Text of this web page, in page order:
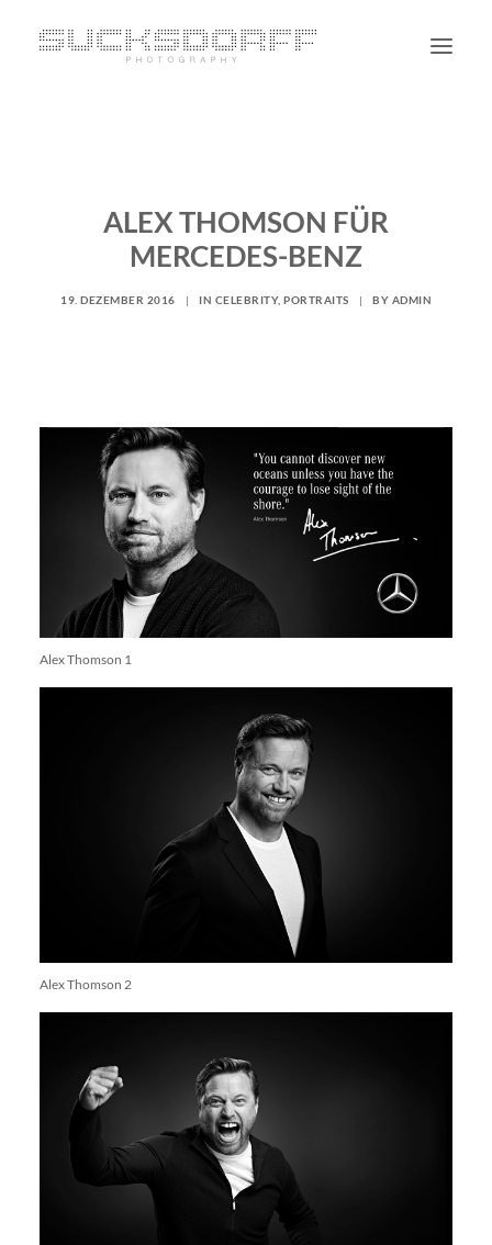
ALEX THOMSON FÜR
MERCEDES-BENZ
19. DEZEMBER 2016 | IN CELEBRITY, PORTRAITS | BY ADMIN
Alex Thomson 1
Alex Thomson 2